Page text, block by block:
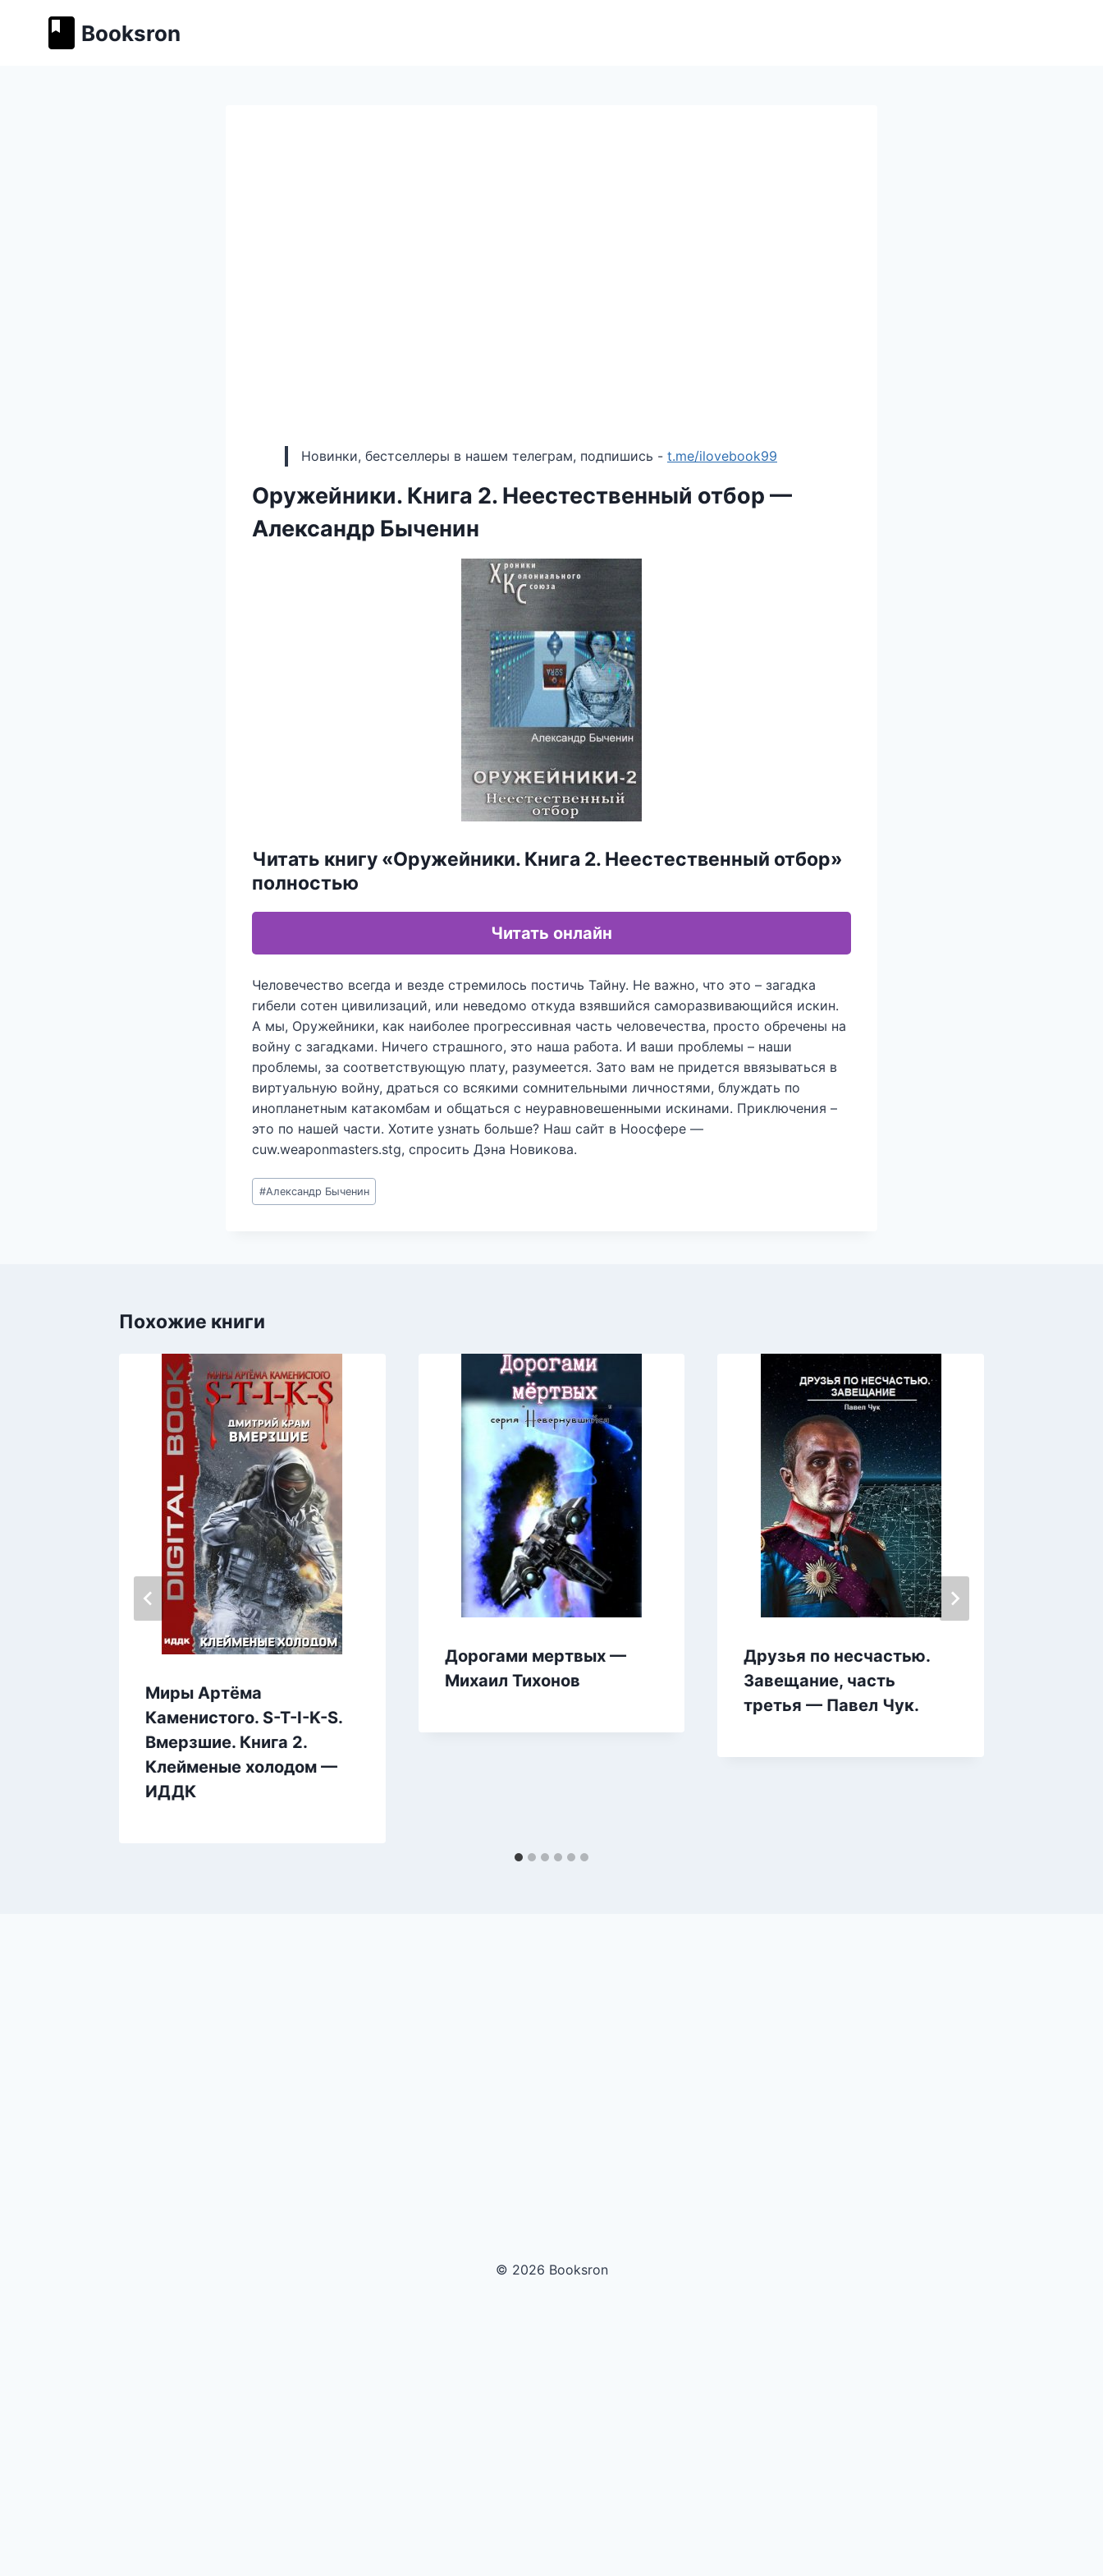
содержимому
Booksron
Новинки, бестселлеры в нашем телеграм, подпишись - t.me/ilovebook99
Оружейники. Книга 2. Неестественный отбор —
Александр Быченин
Читать книгу «Оружейники. Книга 2. Неестественный отбор»
полностью
Читать онлайн
Человечество всегда и везде стремилось постичь Тайну. Не важно, что это – загадка
гибели сотен цивилизаций, или неведомо откуда взявшийся саморазвивающийся искин.
А мы, Оружейники, как наиболее прогрессивная часть человечества, просто обречены на
войну с загадками. Ничего страшного, это наша работа. И ваши проблемы – наши
проблемы, за соответствующую плату, разумеется. Зато вам не придется ввязываться в
виртуальную войну, драться со всякими сомнительными личностями, блуждать по
инопланетным катакомбам и общаться с неуравновешенными искинами. Приключения –
это по нашей части. Хотите узнать больше? Наш сайт в Ноосфере —
cuw.weaponmasters.stg, спросить Дэна Новикова.
Метки
записи:
#Александр Быченин
Похожие книги
Миры Артёма
Каменистого. S-T-I-K-S.
Вмерзшие. Книга 2.
Клейменые холодом —
ИДДК
Дорогами мертвых —
Михаил Тихонов
Друзья по несчастью.
Завещание, часть
третья — Павел Чук.
© 2026 Booksron